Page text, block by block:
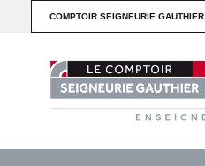
COMPTOIR SEIGNEURIE GAUTHIER